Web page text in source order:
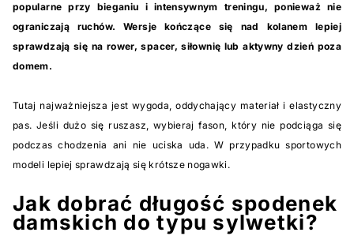
popularne przy bieganiu i intensywnym treningu, ponieważ nie
ograniczają ruchów. Wersje kończące się nad kolanem lepiej
sprawdzają się na rower, spacer, siłownię lub aktywny dzień poza
domem.
Tutaj najważniejsza jest wygoda, oddychający materiał i elastyczny
pas. Jeśli dużo się ruszasz, wybieraj fason, który nie podciąga się
podczas chodzenia ani nie uciska uda. W przypadku sportowych
modeli lepiej sprawdzają się krótsze nogawki.
Jak dobrać długość spodenek
damskich do typu sylwetki?